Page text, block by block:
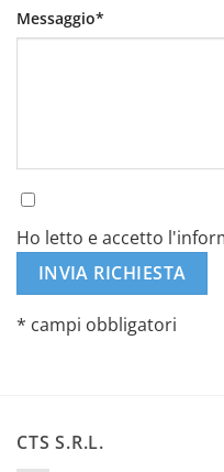
Messaggio*
Ho letto e accetto
* campi obbligatori
CTS S.R.L.